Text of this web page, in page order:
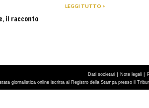
il racconto
LEGGI TUTTO >
Dati societari | Note legali |
giornalistica online iscritta al Registro della Stampa presso il